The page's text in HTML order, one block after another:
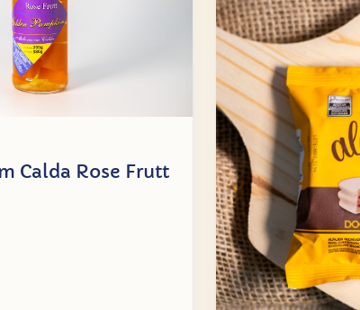
Calda Rose Frutt